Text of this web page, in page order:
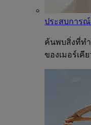
ประสบการณ์
ค้นพบสิ่งที่ทำ
ของเมอร์เคี